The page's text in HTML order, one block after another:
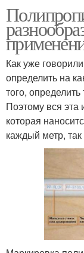
Как уже
определить на
того,
Поэтому вся эта
которая
каждый метр,